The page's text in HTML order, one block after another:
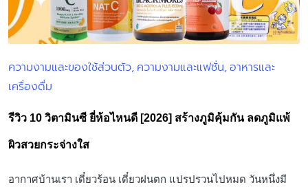
Posted
in
ความงามและของใช้ส่วนตัว ความงามและแฟชั่น อาหารและ
เครื่องดื่ม
รีวิว 10 วิตามินซี ยี่ห้อไหนดี [2026] สร้างภูมิคุ้มกัน ลดภูมิแพ้
ผิวสวยกระจ่างใส
อากาศบ้านเรา เดี๋ยวร้อน เดี๋ยวฝนตก แปรปรวนไปหมด วันหนึ่งมี